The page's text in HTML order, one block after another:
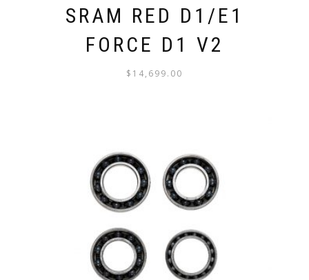
SRAM RED D1/E1
FORCE D1 V2
$ 14,699.00
MÚLTIPLES
VARIANTES.
LAS
OPCIONES
PUEDEN
ELEGIR